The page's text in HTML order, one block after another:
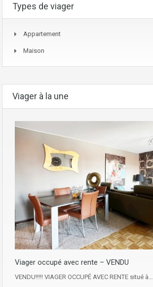
Types de viager
Appartement
Maison
Viager à la une
Viager occupé avec rente – VENDU
VENDU!!!!! VIAGER OCCUPÉ AVEC RENTE situé à…